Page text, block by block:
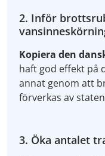
2. Inför
Kopiera den
haft god effekt på
annat genom att
förverkas av
3. Öka antalet